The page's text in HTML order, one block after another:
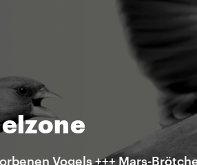
Vogels +++ Mars-